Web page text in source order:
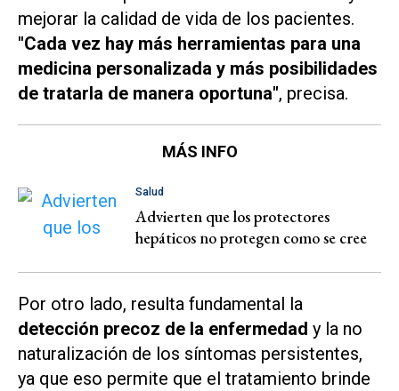
mejorar la calidad de vida de los pacientes.
"Cada vez hay más herramientas para una
medicina personalizada y más posibilidades
de tratarla de manera oportuna", precisa.
MÁS INFO
Salud
Advierten que los protectores
hepáticos no protegen como se cree
Por otro lado, resulta fundamental la
detección precoz de la enfermedad y la no
naturalización de los síntomas persistentes,
ya que eso permite que el tratamiento brinde